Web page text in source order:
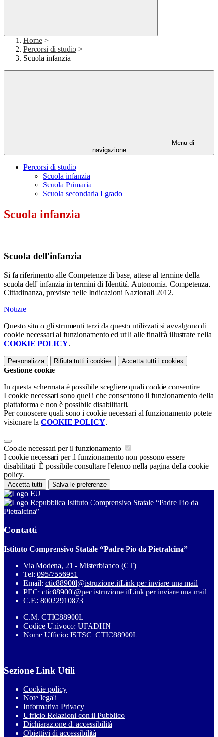
Home >
Percorsi di studio >
Scuola infanzia
Menu di
navigazione
Percorsi di studio
Scuola infanzia
Scuola Primaria
Scuola secondaria I grado
Scuola infanzia
Scuola dell'infanzia
Si fa riferimento alle Competenze di base, attese al termine della
scuola dell' infanzia in termini di Identità, Autonomia, Competenza,
Cittadinanza, previste nelle Indicazioni Nazionali 2012.
Notizie
Questo sito o gli strumenti terzi da questo utilizzati si avvalgono di
cookie necessari al funzionamento ed utili alle finalità illustrate nella
COOKIE POLICY.
Personalizza Rifiuta tutti i cookies Accetta tutti i cookies
Gestione cookie
In questa schermata è possibile scegliere quali cookie consentire.
I cookie necessari sono quelli che consentono il funzionamento della
piattaforma e non è possibile disabilitarli.
Per conoscere quali sono i cookie necessari al funzionamento potete
visionare la COOKIE POLICY.
Cookie necessari per il funzionamento
I cookie necessari per il funzionamento non possono essere
disabilitati. È possibile consultare l'elenco nella pagina della cookie
policy.
Accetta tutti Salva le preferenze
Istituto Comprensivo Statale “Padre Pio da
Pietralcina”
Contatti
Istituto Comprensivo Statale “Padre Pio da Pietralcina”
Via Modena, 21 - Misterbianco (CT)
Tel: 095/7556951
Email: ctic88900l@istruzione.itLink per inviare una mail
PEC: ctic88900l@pec.istruzione.itLink per inviare una mail
C.F.: 80022910873
C.M. CTIC88900L
Codice Univoco: UFADHN
Nome Ufficio: ISTSC_CTIC88900L
Sezione Link Utili
Cookie policy
Note legali
Informativa Privacy
Ufficio Relazioni con il Pubblico
Dichiarazione di accessibilità
Obiettivi di accessibilità